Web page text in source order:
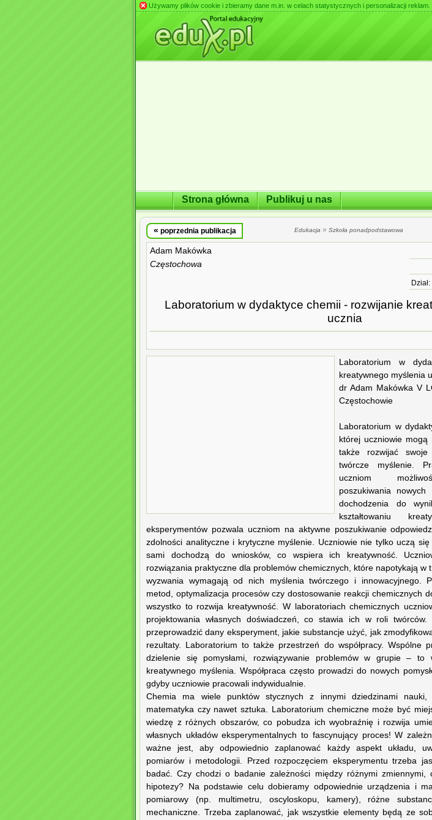
Używamy plików cookie i zbieramy dane m.in. w celach statystycznych i personalizacji
Strona główna Publikuj u nas
« poprzednia publikacja Edukacja » Szkoła ponadpodstawowa
Adam Makówka
Częstochowa
Dział:
Laboratorium w dydaktyce chemii - rozwijanie
ucznia
Laboratorium w
kreatywnego myślenia
dr Adam Makówka V
Częstochowie
Laboratorium w
której uczniowie mogą
także rozwijać
twórcze myślenie.
uczniom
poszukiwania
dochodzenia do
kształtowaniu
eksperymentów pozwala uczniom na aktywne poszukiwanie
zdolności analityczne i krytyczne myślenie. Uczniowie nie tylko uczą się
sami dochodzą do wniosków, co wspiera ich kreatywność.
rozwiązania praktyczne dla problemów chemicznych, które napotykają w
wyzwania wymagają od nich myślenia twórczego i innowacyjnego.
metod, optymalizacja procesów czy dostosowanie reakcji chemicznych
wszystko to rozwija kreatywność. W laboratoriach chemicznych
projektowania własnych doświadczeń, co stawia ich w roli
przeprowadzić dany eksperyment, jakie substancje użyć, jak
rezultaty. Laboratorium to także przestrzeń do współpracy. Wspólne
dzielenie się pomysłami, rozwiązywanie problemów w grupie – to
kreatywnego myślenia. Współpraca często prowadzi do nowych
gdyby uczniowie pracowali indywidualnie.
Chemia ma wiele punktów stycznych z innymi dziedzinami
matematyka czy nawet sztuka. Laboratorium chemiczne może być
wiedzę z różnych obszarów, co pobudza ich wyobraźnię i rozwija
własnych układów eksperymentalnych to fascynujący proces! W
ważne jest, aby odpowiednio zaplanować każdy aspekt układu,
pomiarów i metodologii. Przed rozpoczęciem eksperymentu trzeba
badać. Czy chodzi o badanie zależności między różnymi zmiennymi,
hipotezy? Na podstawie celu dobieramy odpowiednie urządzenia i
pomiarowy (np. multimetru, oscyloskopu, kamery), różne
mechaniczne. Trzeba zaplanować, jak wszystkie elementy będą ze